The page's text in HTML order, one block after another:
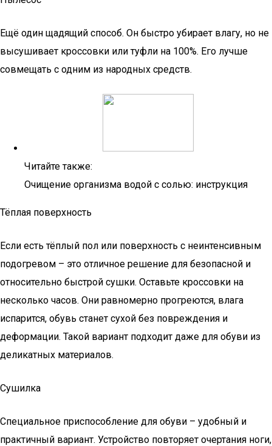
Ещё один щадящий способ. Он быстро убирает влагу, но не
высушивает кроссовки или туфли на 100%. Его лучше
совмещать с одним из народных средств.
Читайте также:
Очищение организма водой с солью: инструкция
Тёплая поверхность
Если есть тёплый пол или поверхность с неинтенсивным
подогревом – это отличное решение для безопасной и
относительно быстрой сушки. Оставьте кроссовки на
несколько часов. Они равномерно прогреются, влага
испарится, обувь станет сухой без повреждения и
деформации. Такой вариант подходит даже для обуви из
деликатных материалов.
Сушилка
Специальное приспособление для обуви – удобный и
практичный вариант. Устройство повторяет очертания ноги,